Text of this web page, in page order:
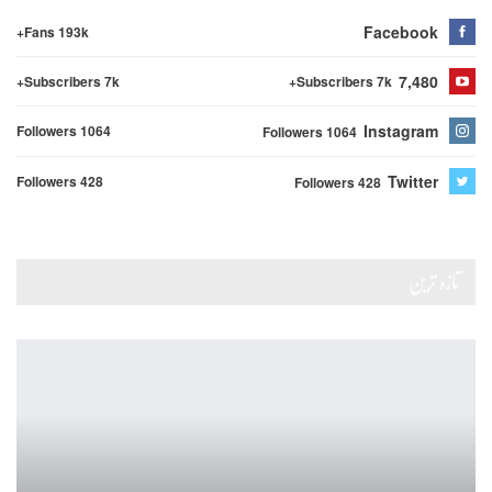
Facebook
Fans 193k+
7,480
Subscribers 7k+
Subscribers 7k+
Instagram
Followers 1064
Followers 1064
Twitter
Followers 428
Followers 428